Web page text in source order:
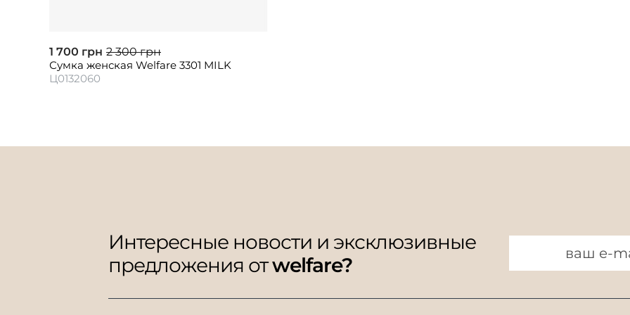
1 700 грн 2 300 грн
Сумка женская Welfare 3301 MILK
Ц0132060
Интересные новости и эксклюзивные
предложения отwelfare?